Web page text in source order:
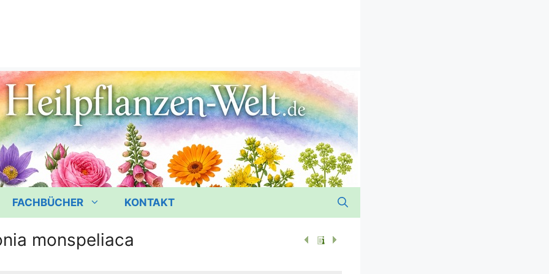
FACHBÜCHER KONTAKT
monspeliaca